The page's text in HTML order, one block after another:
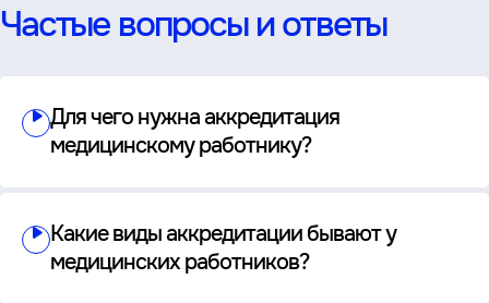
Частые вопросы и ответы
Для чего нужна аккредитация
медицинскому работнику?
Какие виды аккредитации бывают у
медицинских работников?